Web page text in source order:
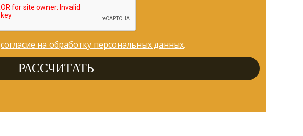
согласие на обработку персональных данных.